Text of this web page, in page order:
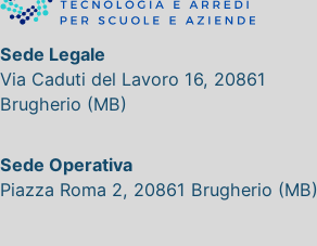
Sede Legale
Via Caduti del Lavoro 16, 20861
Brugherio (MB)
Sede Operativa
Piazza Roma 2, 20861 Brugherio (MB)